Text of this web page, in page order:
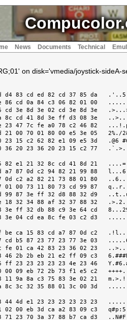
News Documents Technical
on disk='vmedia/joystick-sideA-